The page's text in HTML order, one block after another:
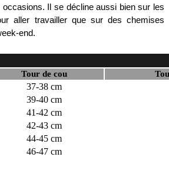
Il se décline aussi bien sur les
aller travailler que sur des chemises
end.
Tour de cou
37-38 cm
39-40 cm
41-42 cm
42-43 cm
44-45 cm
46-47 cm